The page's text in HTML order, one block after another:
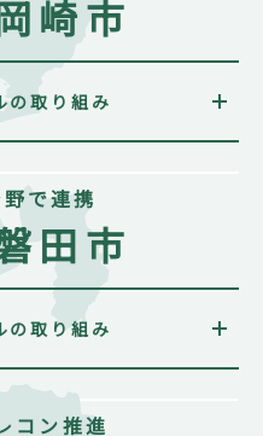
プションケア特設サイト
。松山大学約6,000名への
大学・企業による官民学
設サイト「今日からプレ
動を実施し、自治体・大
取り組みを推進。
ンセプションケアの啓発
それぞれにおいて、ライ
崎市
の取り組み
たプレコンセプションケ
ョンケアに関する啓発冊
で連携
田市
の取り組み
ンケア啓発動画」の企
会提供、支援プログラム
コン推進